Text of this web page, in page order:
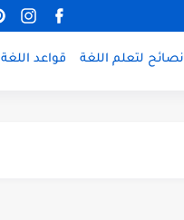
نصائح لتعلم اللغة قواعد اللغة